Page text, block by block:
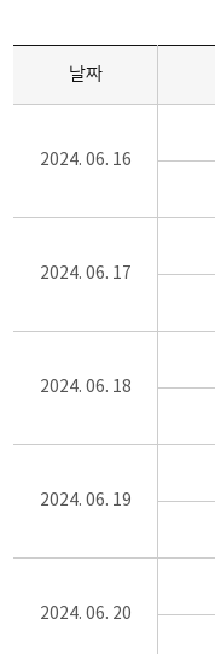
날짜
2024. 06. 16
2024. 06. 17
2024. 06. 18
2024. 06. 19
2024. 06. 20